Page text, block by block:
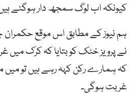
کیونکہ اب لوگ سمجھ دار ہوگئے
ہم نیوز کے مطابق اس موقع
نے پرویز خٹک کو بتایا کہ کرک میں
کہ ہمارے رکن کہہ رہے ہیں تو میں
غربت ہوگی۔